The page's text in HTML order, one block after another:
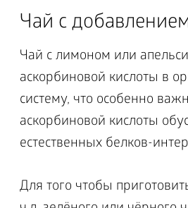
Чай с
Чай с лимоном или
аскорбиновой кислоты в
систему, что особенно
аскорбиновой кислоты
естественных белков-
Для того чтобы